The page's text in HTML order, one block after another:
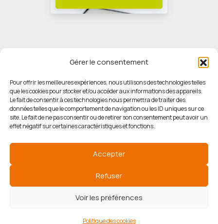
Gérer le consentement
Pour offrir les meilleures expériences, nous utilisons des technologies telles
que les cookies pour stocker et/ou accéder aux informations des appareils.
Le fait de consentir à ces technologies nous permettra de traiter des
données telles que le comportement de navigation ou les ID uniques sur ce
site. Le fait de ne pas consentir ou de retirer son consentement peut avoir un
effet négatif sur certaines caractéristiques et fonctions.
Accepter
Refuser
Voir les préférences
Politique des cookies
© HORIZON IMMOBILIER
Mentions légales
Politique des cookies